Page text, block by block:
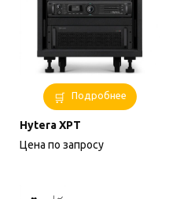
Подробнее
Hytera XPT
Цена по запросу